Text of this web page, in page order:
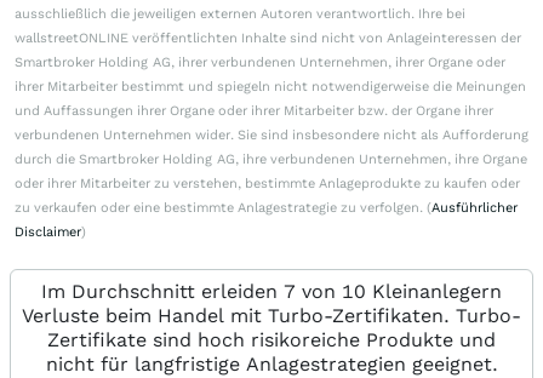
ausschließlich die jeweiligen externen Autoren verantwortlich. Ihre bei
wallstreetONLINE veröffentlichten Inhalte sind nicht von Anlageinteressen der
Smartbroker Holding AG, ihrer verbundenen Unternehmen, ihrer Organe oder
ihrer Mitarbeiter bestimmt und spiegeln nicht notwendigerweise die Meinungen
und Auffassungen ihrer Organe oder ihrer Mitarbeiter bzw. der Organe ihrer
verbundenen Unternehmen wider. Sie sind insbesondere nicht als Aufforderung
durch die Smartbroker Holding AG, ihre verbundenen Unternehmen, ihre Organe
oder ihrer Mitarbeiter zu verstehen, bestimmte Anlageprodukte zu kaufen oder
zu verkaufen oder eine bestimmte Anlagestrategie zu verfolgen. (Ausführlicher
Disclaimer)
Im Durchschnitt erleiden 7 von 10 Kleinanlegern
Verluste beim Handel mit Turbo-Zertifikaten. Turbo-
Zertifikate sind hoch risikoreiche Produkte und
nicht für langfristige Anlagestrategien geeignet.